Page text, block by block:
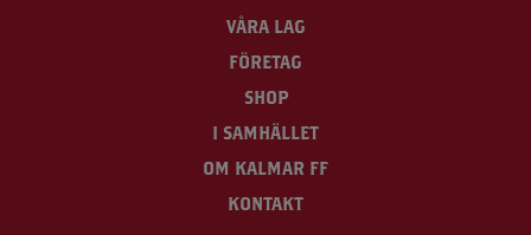
VÅRA LAG
FÖRETAG
SHOP
I SAMHÄLLET
OM KALMAR FF
KONTAKT